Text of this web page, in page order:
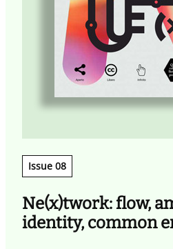
Issue 08
Ne(x)twork: flow,
identity, common